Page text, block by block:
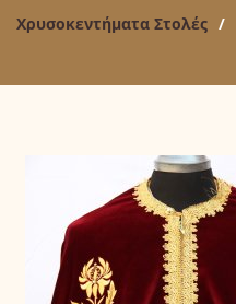
Χρυσοκεντήματα Στολές /